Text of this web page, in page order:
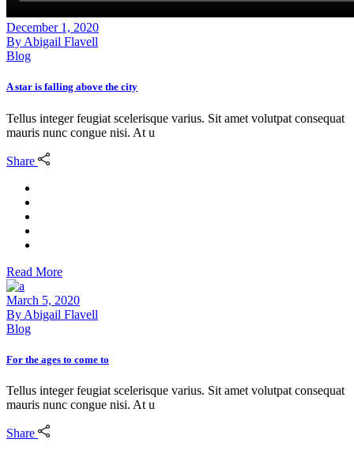
December 1, 2020
By Abigail Flavell
Blog
A star is falling above the city
Tellus integer feugiat scelerisque varius. Sit amet volutpat consequat
mauris nunc congue nisi. At u
Share
Read More
March 5, 2020
By Abigail Flavell
Blog
For the ages to come to
Tellus integer feugiat scelerisque varius. Sit amet volutpat consequat
mauris nunc congue nisi. At u
Share